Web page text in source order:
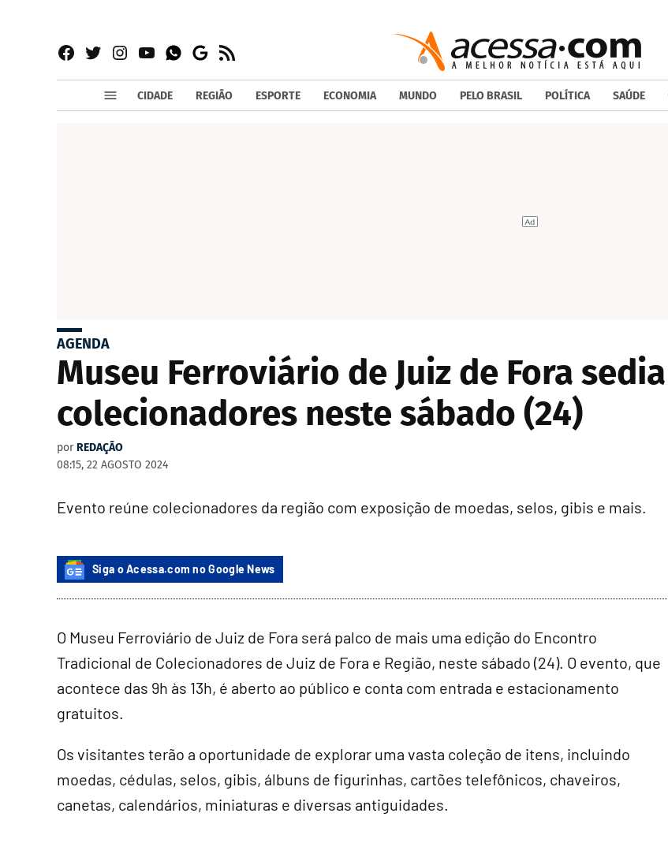
Facebook
TwitterInstagram
YouTubeWhatsapp
Google
News
RSS
CIDADE REGIÃO ESPORTE ECONOMIA MUNDO PELO BRASIL POLÍTICA SAÚDE
AGENDA
Museu Ferroviário de Juiz de Fora
colecionadores neste sábado (24)
por REDAÇÃO
08:15, 22 AGOSTO 2024
Evento reúne colecionadores da região com exposição de moedas, selos, gibis e mais.
Siga o Acessa.com no Google News
O Museu Ferroviário de Juiz de Fora será palco de mais uma edição do Encontro
Tradicional de Colecionadores de Juiz de Fora e Região, neste sábado (24). O evento, que
acontece das 9h às 13h, é aberto ao público e conta com entrada e estacionamento
gratuitos.
Os visitantes terão a oportunidade de explorar uma vasta coleção de itens, incluindo
moedas, cédulas, selos, gibis, álbuns de figurinhas, cartões telefônicos, chaveiros,
canetas, calendários, miniaturas e diversas antiguidades.